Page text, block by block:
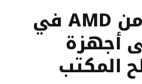
يستمر X3D من AMD في
أجهزة
المكتب